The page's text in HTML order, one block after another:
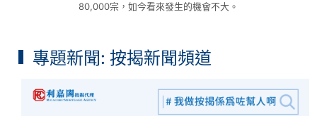
80,000宗，如今看來發生的機會不大。
專題新聞: 按揭新聞頻道